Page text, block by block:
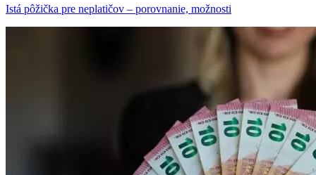
Istá pôžička pre neplatičov – porovnanie, možnosti